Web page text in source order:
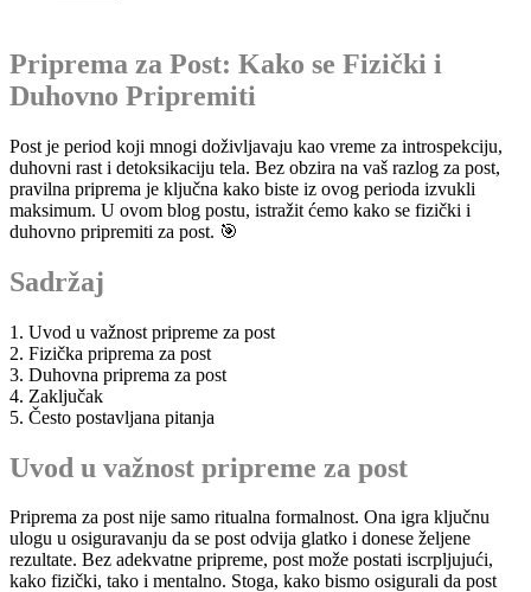
Priprema za Post: Kako se Fizički i
Duhovno Pripremiti
Post je period koji mnogi doživljavaju kao vreme za introspekciju,
duhovni rast i detoksikaciju tela. Bez obzira na vaš razlog za post,
pravilna priprema je ključna kako biste iz ovog perioda izvukli
maksimum. U ovom blog postu, istražit ćemo kako se fizički i
duhovno pripremiti za post. 🎯
Sadržaj
1. Uvod u važnost pripreme za post
2. Fizička priprema za post
3. Duhovna priprema za post
4. Zaključak
5. Često postavljana pitanja
Uvod u važnost pripreme za post
Priprema za post nije samo ritualna formalnost. Ona igra ključnu
ulogu u osiguravanju da se post odvija glatko i donese željene
rezultate. Bez adekvatne pripreme, post može postati iscrpljujući,
kako fizički, tako i mentalno. Stoga, kako bismo osigurali da post